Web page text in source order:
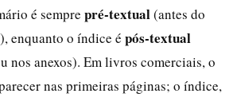
é sempre pré-textual(antes do
enquanto o índice é pós-textual
nos anexos). Em livros comerciais, o
nas primeiras páginas; o índice,